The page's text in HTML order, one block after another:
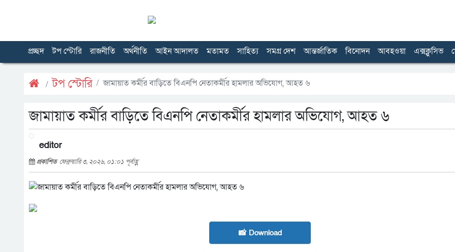
প্রচ্ছদ টপ স্টোরি রাজনীতি অর্থনীতি আইন আদালত মতামত সাহিত্য সমগ্র দেশ আন্তর্জাতিক বিনোদন আবহওয়া এক্সক্লুসিভ
টপ স্টোরি জামায়াত কর্মীর বাড়িতে বিএনপি নেতাকর্মীর হামলার অভিযোগ, আহত ৬
জামায়াত কর্মীর বাড়িতে বিএনপি নেতাকর্মীর হামলার অভিযোগ, আহত ৬
editor
প্রকাশিত ফেব্রুয়ারি ৩, ২০২৬, ০১:০১ পূর্বাহ্ণ
📸 Download